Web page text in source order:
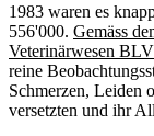
1983 waren es
556'000. Gemäss
Veterinärwesen BLV
reine
Schmerzen, Leiden
versetzten und ihr